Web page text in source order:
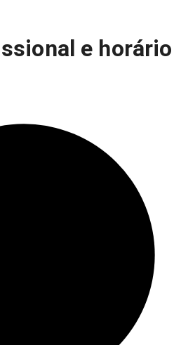
e horário